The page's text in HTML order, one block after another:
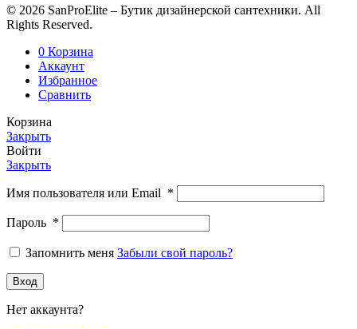
© 2026 SanProElite – Бутик дизайнерской сантехники. All
Rights Reserved.
0 Корзина
Аккаунт
Избранное
Сравнить
Корзина
Закрыть
Войти
Закрыть
Имя пользователя или Email *
Пароль *
Запомнить меня Забыли свой пароль?
Вход
Нет аккаунта?